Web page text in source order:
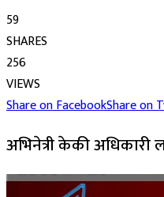
59
SHARES
256
VIEWS
Share on FacebookShare on
अभिनेत्री केकी अधिकारी